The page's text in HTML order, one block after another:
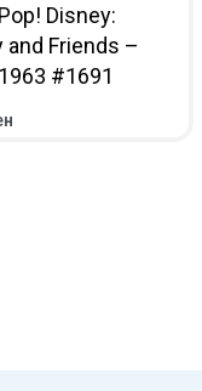
Disney:
and Friends –
#1691